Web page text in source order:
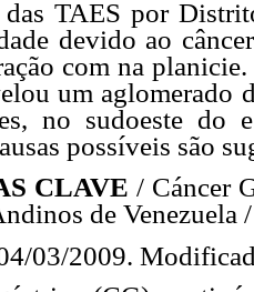
das TAES por
devido ao
com na
um aglomerado
no sudoeste do
possíveis são
CLAVE / Cáncer
de Venezuela /
03/2009.